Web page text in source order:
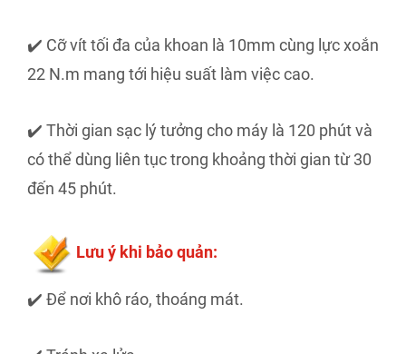
✔️ Cỡ vít tối đa của khoan là 10mm cùng lực xoắn
22 N.m mang tới hiệu suất làm việc cao.
✔️ Thời gian sạc lý tưởng cho máy là 120 phút và
có thể dùng liên tục trong khoảng thời gian từ 30
đến 45 phút.
Lưu ý khi bảo quản:
✔️ Để nơi khô ráo, thoáng mát.